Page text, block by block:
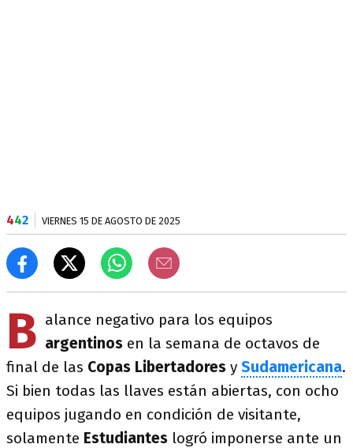
442 VIERNES 15 DE AGOSTO DE 2025
B alance negativo para los equipos
argentinos en la semana de octavos de
final de las Copas Libertadores y Sudamericana.
Si bien todas las llaves están abiertas, con ocho
equipos jugando en condición de visitante,
solamente Estudiantes logró imponerse ante un